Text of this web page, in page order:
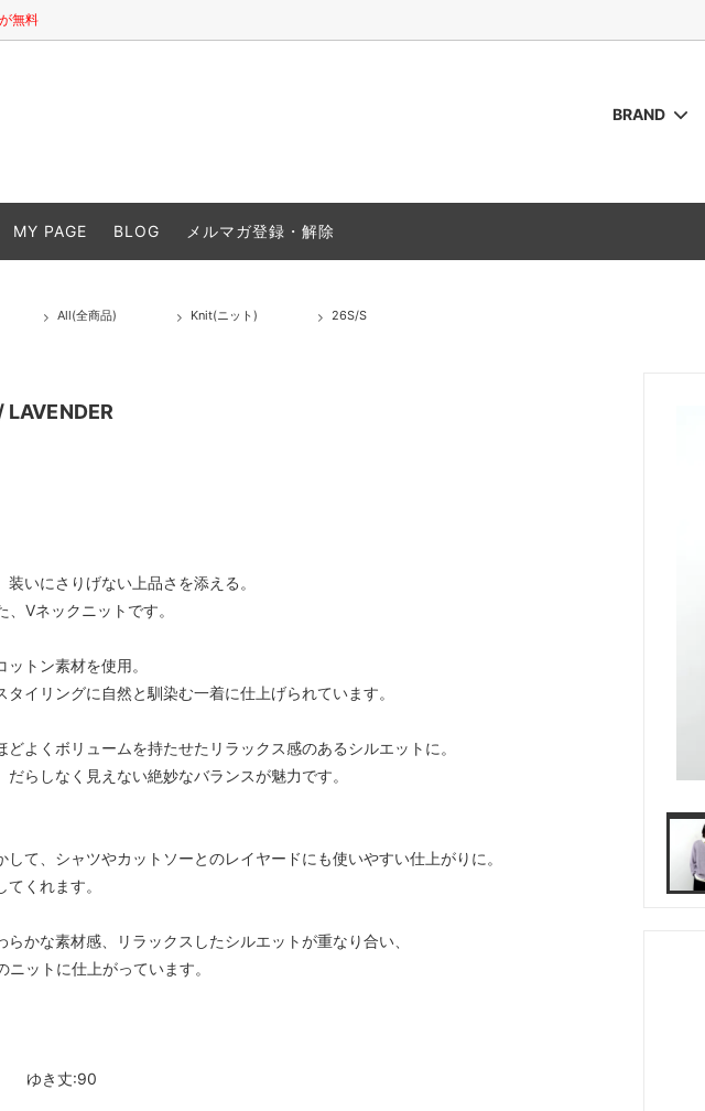
無料
BRAND
VIVIFY
Shirts(シャツ)
Goods(グッズ)
MY PAGE BLOG メルマガ登録・解除
All(全商品) Knit(ニット) 26S/S
いにさりげない上品さを添える。
Vネックニットです。
トン素材を使用。
イリングに自然と馴染む一着に仕上げられています。
よくボリュームを持たせたリラックス感のあるシルエットに。
らしなく見えない絶妙なバランスが魅力です。
て、シャツやカットソーとのレイヤードにも使いやすい仕上がりに。
くれます。
かな素材感、リラックスしたシルエットが重なり合い、
ットに仕上がっています。
ゆき丈:90